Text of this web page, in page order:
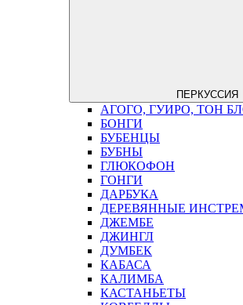
ПЕРКУССИЯ
АГОГО, ГУИРО, ТОН
БОНГИ
БУБЕНЦЫ
БУБНЫ
ГЛЮКОФОН
ГОНГИ
ДАРБУКА
ДЕРЕВЯННЫЕ
ДЖЕМБЕ
ДЖИНГЛ
ДУМБЕК
КАБАСА
КАЛИМБА
КАСТАНЬЕТЫ